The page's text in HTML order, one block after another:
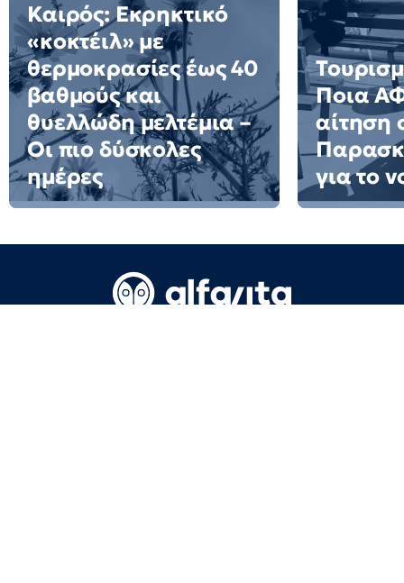
Καιρός: Εκρηκτικό
«κοκτέιλ» με
θερμοκρασίες έως 40
βαθμούς και
θυελλώδη μελτέμια –
Οι πιο δύσκολες
ημέρες
Ποια
αίτηση
για το